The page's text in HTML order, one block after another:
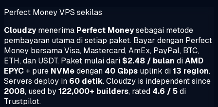
Perfect Money VPS sekilas
Cloudzymenerima Perfect Moneysebagai metode
pembayaran utama di setiap paket. Bayar dengan Perfect
Money bersama Visa, Mastercard, AmEx, PayPal, BTC,
ETH, dan USDT. Paket mulai dari $2.48 / bulan diAMD
EPYC+ pure NVMedengan 40 Gbps uplink di13 region.
Servers deploy in 60 detik. Cloudzy is independent since
2008, used by122,000+ builders, rated 4.6 / 5di
Trustpilot.